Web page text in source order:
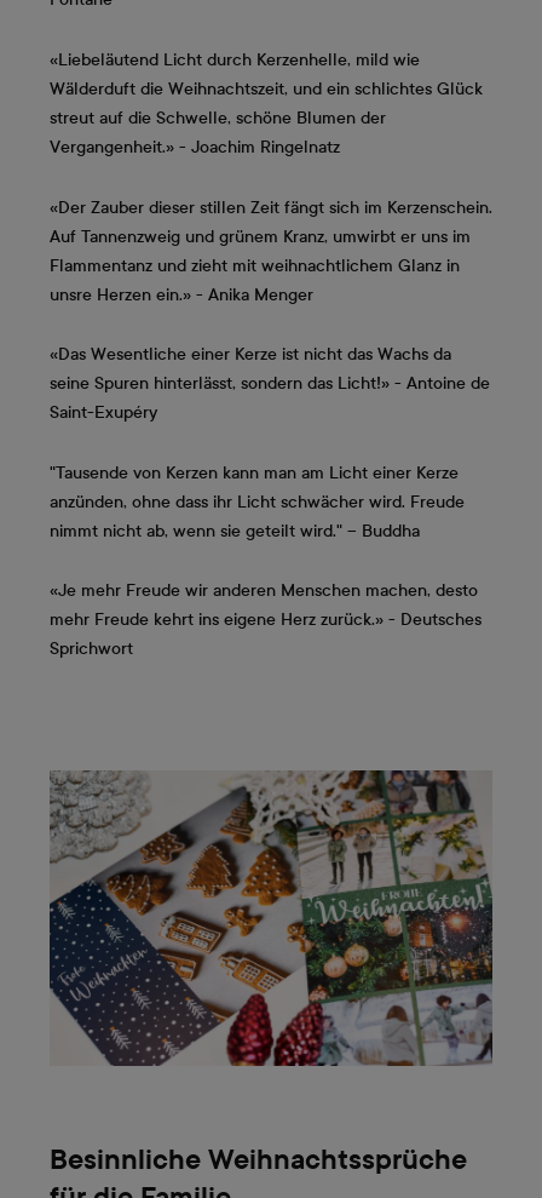
«Liebeläutend Licht durch Kerzenhelle, mild wie
Wälderduft die Weihnachtszeit, und ein schlichtes Glück
streut auf die Schwelle, schöne Blumen der
Vergangenheit.» - Joachim Ringelnatz
«Der Zauber dieser stillen Zeit fängt sich im Kerzenschein.
Auf Tannenzweig und grünem Kranz, umwirbt er uns im
Flammentanz und zieht mit weihnachtlichem Glanz in
unsre Herzen ein.» - Anika Menger
«Das Wesentliche einer Kerze ist nicht das Wachs da
seine Spuren hinterlässt, sondern das Licht!» - Antoine de
Saint-Exupéry
"Tausende von Kerzen kann man am Licht einer Kerze
anzünden, ohne dass ihr Licht schwächer wird. Freude
nimmt nicht ab, wenn sie geteilt wird." – Buddha
«Je mehr Freude wir anderen Menschen machen, desto
mehr Freude kehrt ins eigene Herz zurück.» - Deutsches
Sprichwort
Besinnliche Weihnachtssprüche